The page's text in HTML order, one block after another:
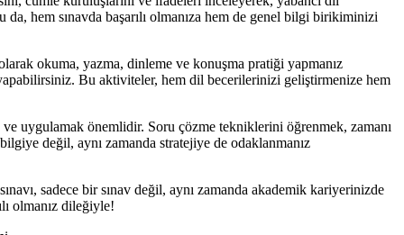
hem sınavda başarılı olmanıza hem de genel bilgi birikiminizi
okuma, yazma, dinleme ve konuşma pratiği yapmanız
Bu aktiviteler, hem dil becerilerinizi geliştirmenize hem
ve uygulamak önemlidir. Soru çözme tekniklerini öğrenmek, zamanı
değil, aynı zamanda stratejiye de odaklanmanız
sadece bir sınav değil, aynı zamanda akademik kariyerinizde
olmanız dileğiyle!